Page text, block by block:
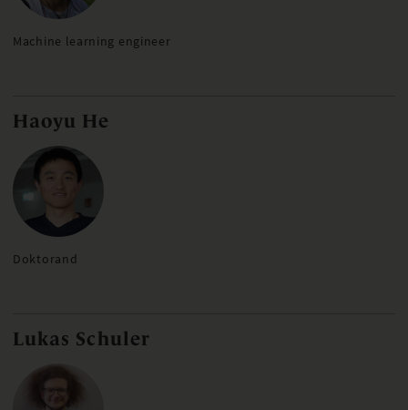
Machine learning engineer
Haoyu He
Doktorand
Lukas Schuler